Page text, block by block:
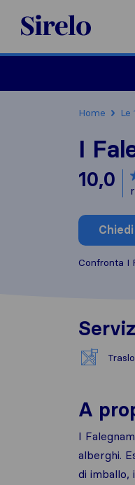
Sirelo.it
Home Le
I
10,0
Confronta I
A
I
alberghi.
di imballo,